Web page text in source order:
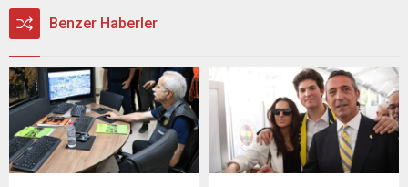
Benzer Haberler